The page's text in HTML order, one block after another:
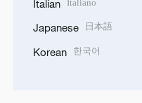
Italian
Japanese 日本語
Korean 한국어